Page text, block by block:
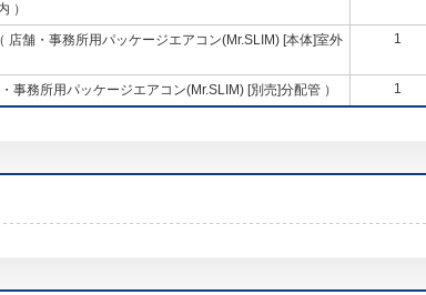
）
店舗・事務所用パッケージエアコン(Mr.SLIM) [本体]室外
1
事務所用パッケージエアコン(Mr.SLIM) [別売]分配管 ） 1